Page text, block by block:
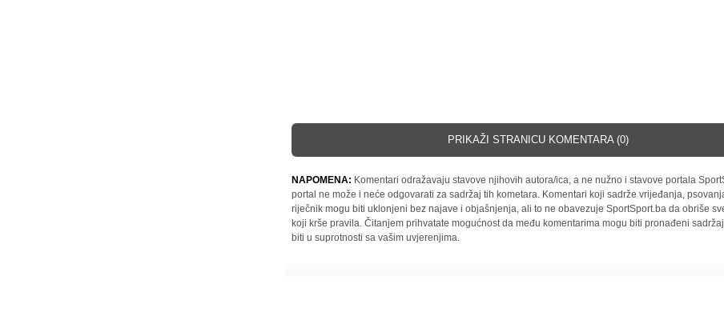
PRIKAŽI STRANICU KOMENTARA (0)
NAPOMENA: Komentari odražavaju stavove njihovih autora/ica, a ne nužno i stavove portala
portal ne može i neće odgovarati za sadržaj tih kometara. Komentari koji sadrže vrijeđanja,
riječnik mogu biti uklonjeni bez najave i objašnjenja, ali to ne obavezuje SportSport.ba da obriše
koji krše pravila. Čitanjem prihvatate mogućnost da među komentarima mogu biti pronađeni
biti u suprotnosti sa vašim uvjerenjima.